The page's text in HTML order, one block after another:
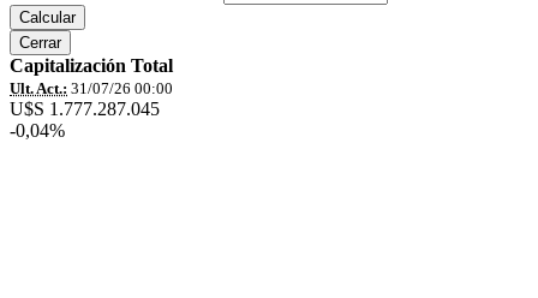
Calcular
Cerrar
Capitalización Total
Ult. Act.: 31/07/26 00:00
U$S 1.777.287.045
-0,04%